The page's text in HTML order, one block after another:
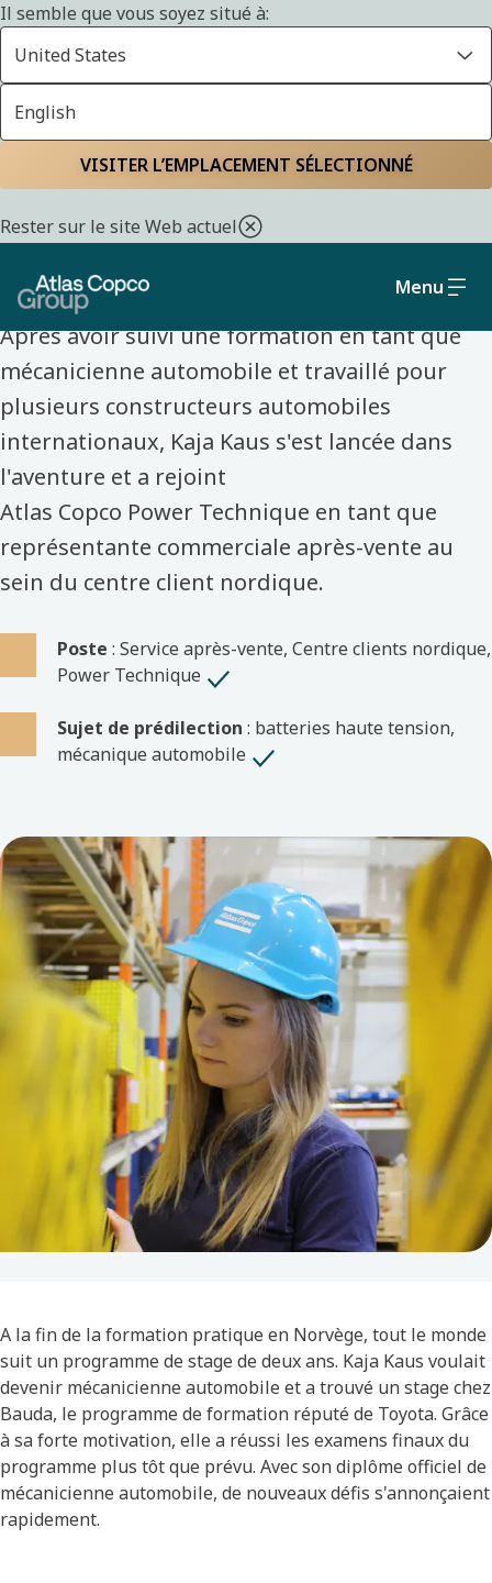
Il semble que vous soyez situé à:
United States
English
VISITER L’EMPLACEMENT SÉLECTIONNÉ
Rester sur le site Web actuel
Menu
Accueil Découvrez nos collègues
Kaja Kaus
Après avoir suivi une formation en tant que
mécanicienne automobile et travaillé pour
plusieurs constructeurs automobiles
internationaux, Kaja Kaus s'est lancée dans
l'aventure et a rejoint
Atlas Copco Power Technique en tant que
représentante commerciale après-vente au
sein du centre client nordique.
Poste : Service après-vente, Centre clients nordique,
Power Technique
Sujet de prédilection : batteries haute tension,
mécanique automobile
A la fin de la formation pratique en Norvège, tout le monde
suit un programme de stage de deux ans. Kaja Kaus voulait
devenir mécanicienne automobile et a trouvé un stage chez
Bauda, le programme de formation réputé de Toyota. Grâce
à sa forte motivation, elle a réussi les examens finaux du
programme plus tôt que prévu. Avec son diplôme officiel de
mécanicienne automobile, de nouveaux défis s'annonçaient
rapidement.